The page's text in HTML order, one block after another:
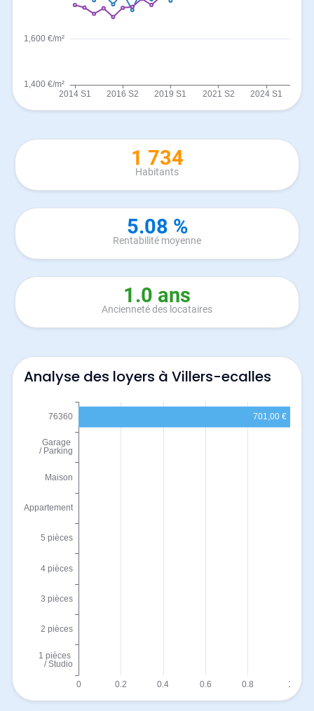
1 734
Habitants
5.08 %
Rentabilité moyenne
1.0 ans
Ancienneté des locataires
Analyse des loyers à Villers-ecalles